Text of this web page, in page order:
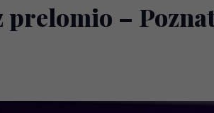
prelomio –